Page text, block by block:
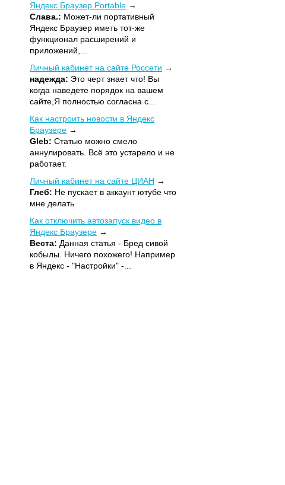
Яндекс Браузер Portable
Слава.: Может-ли портативный
Яндекс Браузер иметь тот-же
функционал расширений и
приложений,...
Личный кабинет на сайте Россети
надежда: Это черт знает что! Вы
когда наведете порядок на вашем
сайте,Я полностью согласна с...
Как настроить новости в Яндекс
Браузере
Gleb: Статью можно смело
аннулировать. Всё это устарело и не
работает.
Личный кабинет на сайте ЦИАН
Глеб: Не пускает в аккаунт ютубе что
мне делать
Как отключить автозапуск видео в
Яндекс Браузере
Веста: Данная статья - Бред сивой
кобылы. Ничего похожего! Например
в Яндекс - "Настройки" -...